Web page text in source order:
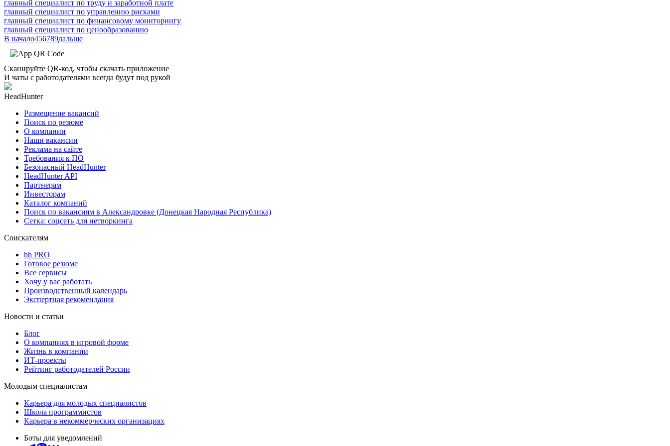
главный специалист по труду и заработной плате
главный специалист по управлению рисками
главный специалист по финансовому мониторингу
главный специалист по ценообразованию
В начало456789дальше
Сканируйте QR-код, чтобы скачать приложение
И чаты с работодателями всегда будут под рукой
HeadHunter
Размещение вакансий
Поиск по резюме
О компании
Наши вакансии
Реклама на сайте
Требования к ПО
Безопасный HeadHunter
HeadHunter API
Партнерам
Инвесторам
Каталог компаний
Поиск по вакансиям в Александровке (Донецкая Народная Республика)
Сетка: соцсеть для нетворкинга
Соискателям
hh PRO
Готовое резюме
Все сервисы
Хочу у вас работать
Производственный календарь
Экспертная рекомендация
Новости и статьи
Блог
О компаниях в игровой форме
Жизнь в компании
ИТ-проекты
Рейтинг работодателей России
Молодым специалистам
Карьера для молодых специалистов
Школа программистов
Карьера в некоммерческих организациях
Боты для уведомлений